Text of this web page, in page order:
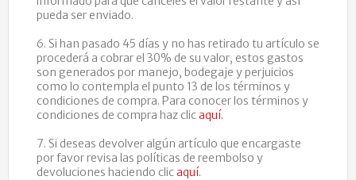
pueda ser enviado.
6. Si han pasado 45 días y no has retirado tu artículo se
procederá a cobrar el 30% de su valor, estos gastos
son generados por manejo, bodegaje y perjuicios
como lo contempla el punto 13 de los términos y
condiciones de compra. Para conocer los términos y
condiciones de compra haz clicaquí.
7. Si deseas devolver algún artículo que encargaste
por favor revisa las políticas de reembolso y
devoluciones haciendo clicaquí.